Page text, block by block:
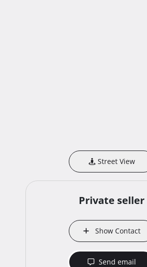
Street View
Private seller
Show Contact
Send email